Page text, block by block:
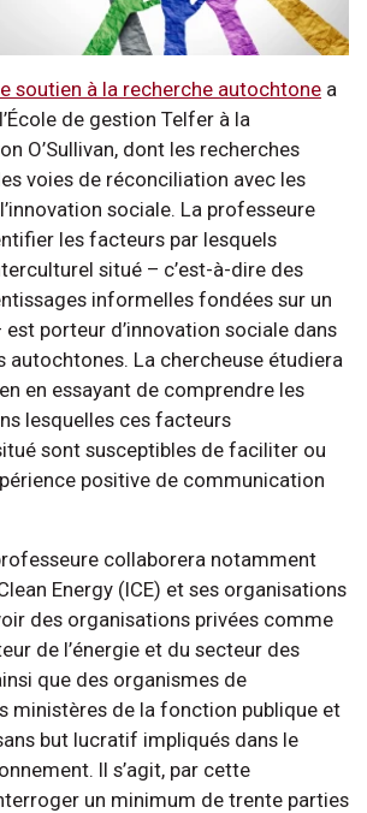
soutien à la recherche autochtone a
de gestion Telfer à la
O’Sullivan, dont les recherches
voies de réconciliation avec les
sociale. La professeure
les facteurs par lesquels
situé – c’est-à-dire des
informelles fondées sur un
porteur d’innovation sociale dans
autochtones. La chercheuse étudiera
en essayant de comprendre les
lesquelles ces facteurs
sont susceptibles de faciliter ou
positive de communication
collaborera notamment
Energy (ICE) et ses organisations
des organisations privées comme
de l’énergie et du secteur des
que des organismes de
ministères de la fonction publique et
but lucratif impliqués dans le
Il s’agit, par cette
un minimum de trente parties